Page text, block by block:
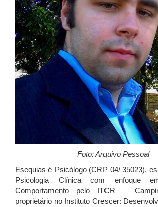
Foto: Arquivo Pessoal
Esequias é Psicólogo (CRP 04/ 35023),
Psicologia Clínica com enfoque
Comportamento pelo ITCR –
proprietário no Instituto Crescer: